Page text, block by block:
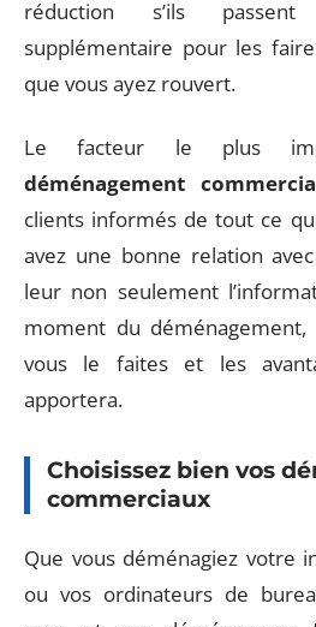
réduction s’ils
supplémentaire pour les
que vous ayez rouvert.
Le facteur le plus
déménagement
clients informés de tout ce
avez une bonne relation
leur non seulement
moment du
vous le faites et les
apportera.
Choisissez bien vos
commerciaux
Que vous déménagiez votre
ou vos ordinateurs de